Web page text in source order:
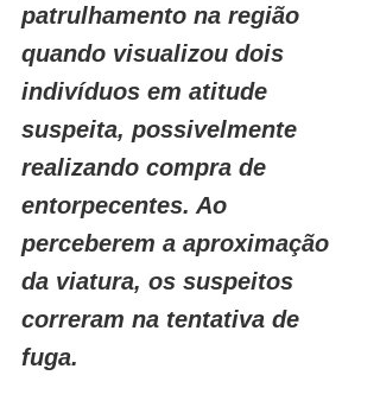
patrulhamento na região
quando visualizou dois
indivíduos em atitude
suspeita, possivelmente
realizando compra de
entorpecentes. Ao
perceberem a aproximação
da viatura, os suspeitos
correram na tentativa de
fuga.